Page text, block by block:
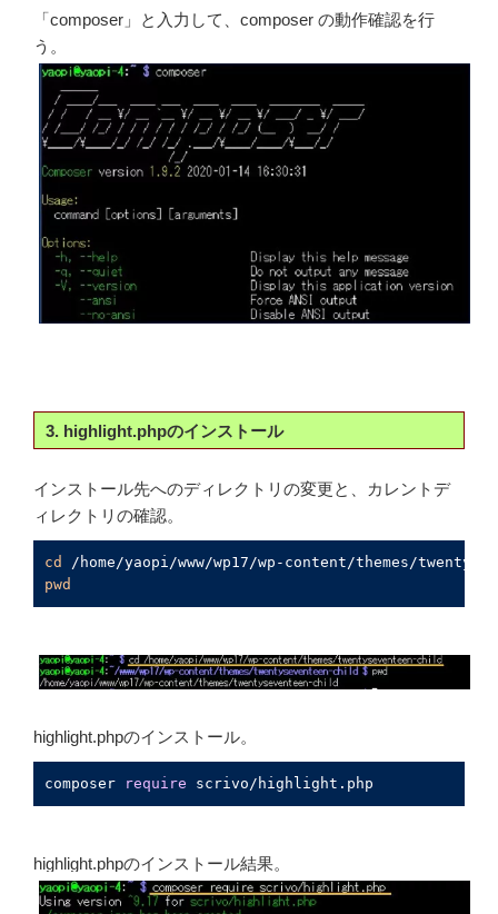
「composer」と入力して、composer の動作確認を行
う。
3. highlight.phpのインストール
インストール先へのディレクトリの変更と、カレントデ
ィレクトリの確認。
cd
pwd
highlight.phpのインストール。
composer require scrivo/highlight.php
highlight.phpのインストール結果。